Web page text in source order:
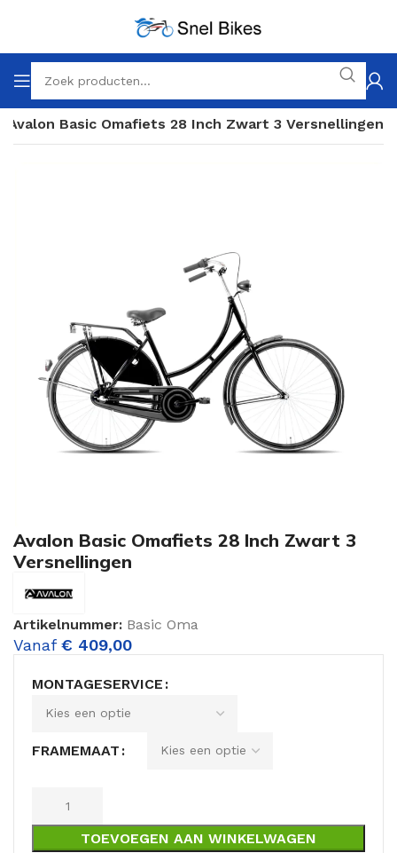
Avalon Basic Omafiets 28 Inch Zwart 3 Versnellingen
Avalon Basic Omafiets 28 Inch Zwart 3
Versnellingen
Artikelnummer: Basic Oma
Vanaf € 409,00
MONTAGESERVICE
FRAMEMAAT
TOEVOEGEN AAN WINKELWAGEN